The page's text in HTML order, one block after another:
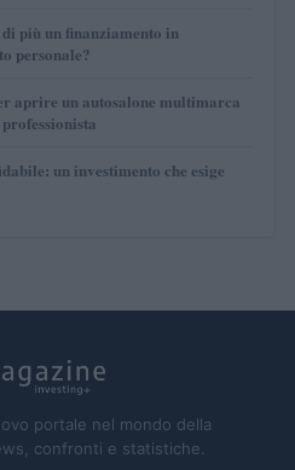
più un finanziamento in
personale?
aprire un autosalone multimarca
un investimento che esige
portale nel mondo della
confronti e statistiche.